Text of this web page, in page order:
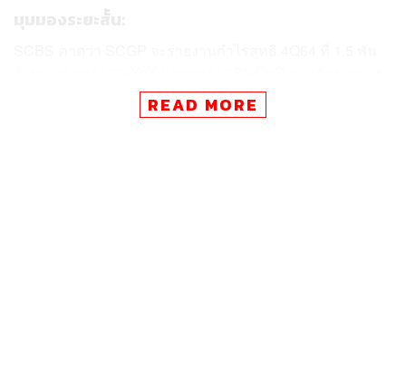
มุมมองระยะสั้น:
พิเศษออกไป กำไรปกติจะอยู่ที่ 1.5 พันล้านบาท ลดลง
10%YoY และลดลง 5%QoQ โดยมีสาเหตุมาจาก Margin ที่
READ MORE